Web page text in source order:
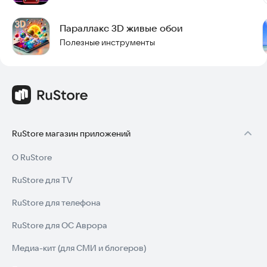
• Отсутствие рекламы и навязчивых элементов интерфейса.
Попробуйте установить эти обои прямо сейчас и
наслаждайтесь атмосферой отдыха на вашем экране.
Параллакс 3D живые обои
Полезные инструменты
RuStore магазин приложений
О RuStore
RuStore для TV
RuStore для телефона
RuStore для ОС Аврора
Медиа-кит (для СМИ и блогеров)